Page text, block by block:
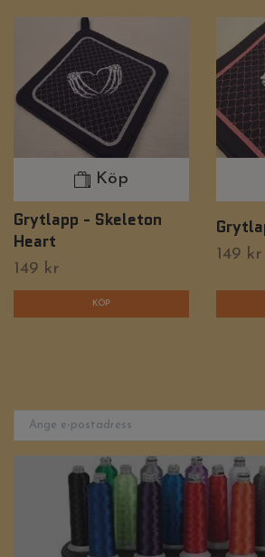
Köp
Grytlapp - Skeleton
Heart
149 kr
149 kr